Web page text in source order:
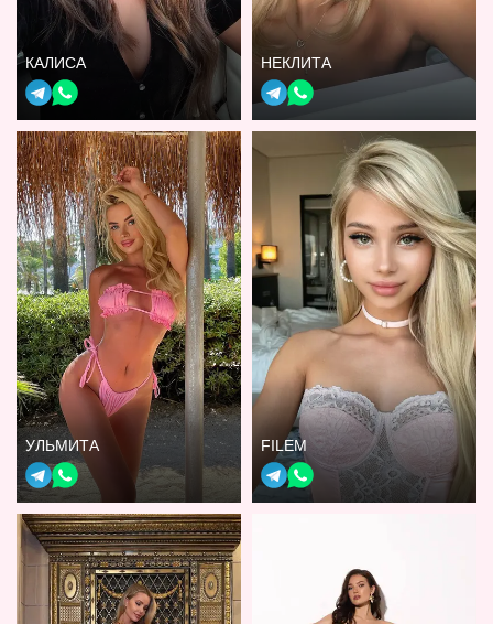
КАЛИСА НЕКЛИТА
УЛЬМИТА FILEM